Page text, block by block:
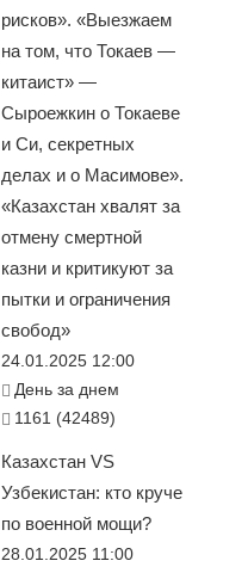
рисков». «Выезжаем
на том, что Токаев —
китаист» —
Сыроежкин о Токаеве
и Си, секретных
делах и о Масимове».
«Казахстан хвалят за
отмену смертной
казни и критикуют за
пытки и ограничения
свобод»
24.01.2025 12:00
День за днем
1161 (42489)
Казахстан VS
Узбекистан: кто круче
по военной мощи?
28.01.2025 11:00